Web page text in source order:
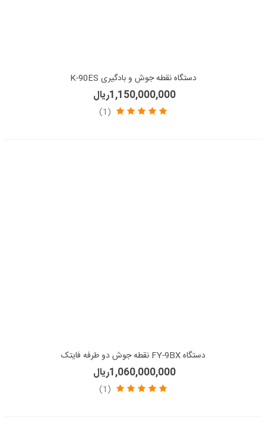
دستگاه نقطه جوش و بادگیری K-90ES
1,150,000,000ریال
(1)
دستگاه FY-9BX نقطه جوش دو طرفه فایتک
1,060,000,000ریال
(1)